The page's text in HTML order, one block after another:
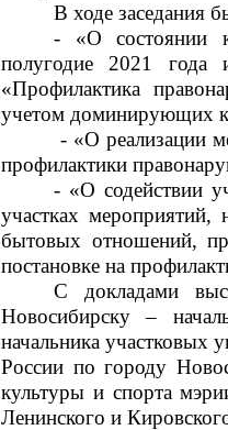
В ходе заседания
- «О состоянии
полугодие 2021 года
«Профилактика
учетом доминирующих
- «О реализации
профилактики
- «О содействии
участках
бытовых отношений,
постановке на
С докладами
Новосибирску –
начальника
России по городу
культуры и спорта
Ленинского и